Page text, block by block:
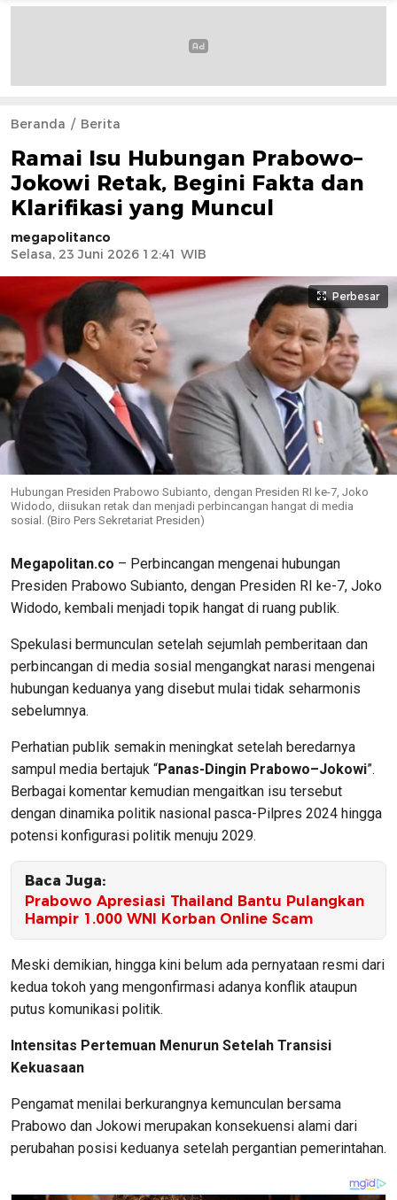
Beranda Berita
Ramai Isu Hubungan Prabowo–
Jokowi Retak, Begini Fakta dan
Klarifikasi yang Muncul
megapolitanco
Selasa, 23 Juni 2026 12:41 WIB
Perbesar
Hubungan Presiden Prabowo Subianto, dengan Presiden RI ke-7, Joko
Widodo, diisukan retak dan menjadi perbincangan hangat di media
sosial. (Biro Pers Sekretariat Presiden)
Megapolitan.co – Perbincangan mengenai hubungan
Presiden Prabowo Subianto, dengan Presiden RI ke-7, Joko
Widodo, kembali menjadi topik hangat di ruang publik.
Spekulasi bermunculan setelah sejumlah pemberitaan dan
perbincangan di media sosial mengangkat narasi mengenai
hubungan keduanya yang disebut mulai tidak seharmonis
sebelumnya.
Perhatian publik semakin meningkat setelah beredarnya
sampul media bertajuk “Panas-Dingin Prabowo–Jokowi”.
Berbagai komentar kemudian mengaitkan isu tersebut
dengan dinamika politik nasional pasca-Pilpres 2024 hingga
potensi konfigurasi politik menuju 2029.
Baca Juga:
Prabowo Apresiasi Thailand Bantu Pulangkan
Hampir 1.000 WNI Korban Online Scam
Meski demikian, hingga kini belum ada pernyataan resmi dari
kedua tokoh yang mengonfirmasi adanya konflik ataupun
putus komunikasi politik.
Intensitas Pertemuan Menurun Setelah Transisi
Kekuasaan
Pengamat menilai berkurangnya kemunculan bersama
Prabowo dan Jokowi merupakan konsekuensi alami dari
perubahan posisi keduanya setelah pergantian pemerintahan.